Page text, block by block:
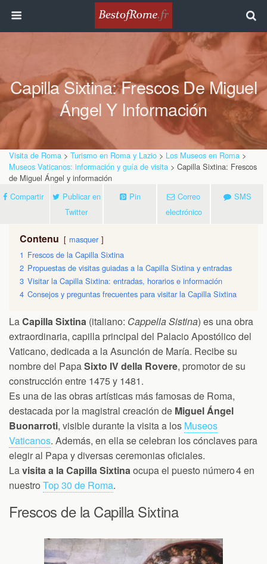
Capilla Sixtina: Frescos De Miguel
Ángel Y Información
Visita de Roma > Turismo en Roma y Lazio > Los Museos en Roma >
Museos Vaticanos: información y guía de visita > Capilla Sixtina: Frescos
de Miguel Ángel y información
Compartir
Publicar en
Twitter
Pin
Correo
electrónico
SMS
Contenu
masquer
1 Frescos de la Capilla Sixtina
2 Propuestas de visitas guiadas a la Capilla Sixtina y entradas
3 Visitar la Capilla Sixtina: entradas, horarios e información
4 Consejos y preguntas frecuentes para visitar la Capilla Sixtina
LaCapilla Sixtina (italiano: Cappella Sistina) es una obra
extraordinaria, capilla principal del Palacio Apostólico del
Vaticano, dedicada a la Asunción de María. Recibe su
nombre del PapaSixto IV della Rovere, promotor de su
construcción entre 1475 y 1481.
Es una de las obras artísticas más famosas de Roma,
destacada por la magistral creación de Miguel Ángel
Buonarroti, visible durante la visita a los Museos
Vaticanos. Además, en ella se celebran los cónclaves para
elegir al Papa y diversas ceremonias oficiales.
Lavisita a la Capilla Sixtinaocupa el puesto número 4 en
nuestro Top 30 de Roma.
Frescos de la Capilla Sixtina